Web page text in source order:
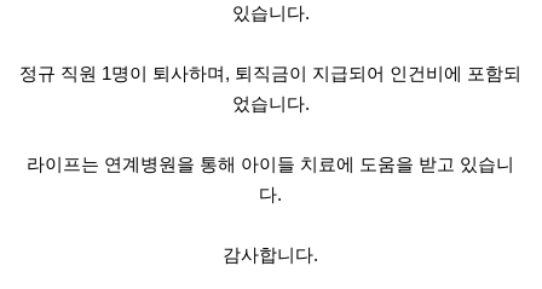
있습니다.
정규 직원 1명이 퇴사하며, 퇴직금이 지급되어 인건비에 포함되
었습니다.
라이프는 연계병원을 통해 아이들 치료에 도움을 받고 있습니
다.
감사합니다.